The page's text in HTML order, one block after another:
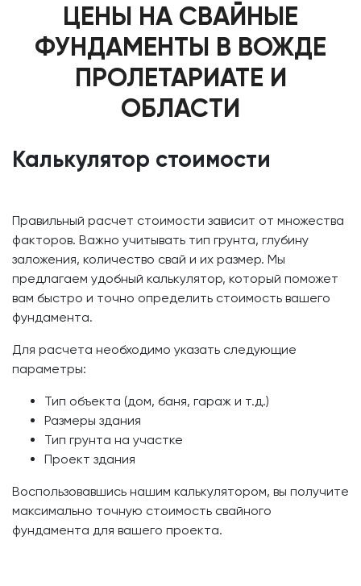
ЦЕНЫ НА СВАЙНЫЕ
ФУНДАМЕНТЫ В ВОЖДЕ
ПРОЛЕТАРИАТЕ И
ОБЛАСТИ
Калькулятор стоимости
Правильный расчет стоимости зависит от множества
факторов. Важно учитывать тип грунта, глубину
заложения, количество свай и их размер. Мы
предлагаем удобный калькулятор, который поможет
вам быстро и точно определить стоимость вашего
фундамента.
Для расчета необходимо указать следующие
параметры:
Тип объекта (дом, баня, гараж и т.д.)
Размеры здания
Тип грунта на участке
Проект здания
Воспользовавшись нашим калькулятором, вы получите
максимально точную стоимость свайного
фундамента для вашего проекта.